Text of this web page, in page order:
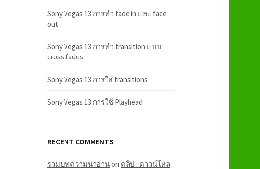
Sony Vegas 13 การทำ fade in และ fade
out
Sony Vegas 13 การทำ transition แบบ
cross fades
Sony Vegas 13 การใส่ transitions
Sony Vegas 13 การใช้ Playhead
RECENT COMMENTS
รวมบทความน่าอ่านon คลิป : ดาวน์โหล